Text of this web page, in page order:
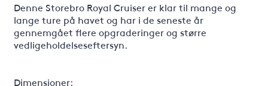
Denne Storebro Royal Cruiser er klar til mange og
lange ture på havet og har i de seneste år
gennemgået flere opgraderinger og større
vedligeholdelseseftersyn.
Dimensioner: